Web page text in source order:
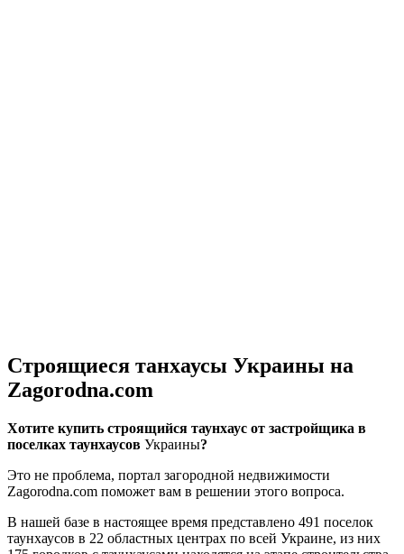
Строящиеся танхаусы Украины на
Zagorodna.com
Хотите купить строящийся таунхаус от застройщика в
поселках таунхаусов Украины?
Это не проблема, портал загородной недвижимости
Zagorodna.com поможет вам в решении этого вопроса.
В нашей базе в настоящее время представлено 491 поселок
таунхаусов в 22 областных центрах по всей Украине, из них